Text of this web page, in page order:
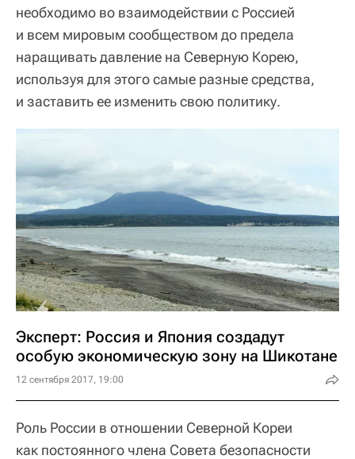
необходимо во взаимодействии с Россией
и всем мировым сообществом до предела
наращивать давление на Северную Корею,
используя для этого самые разные средства,
и заставить ее изменить свою политику.
Эксперт: Россия и Япония создадут
особую экономическую зону на Шикотане
12 сентября 2017, 19:00
Роль России в отношении Северной Кореи
как постоянного члена Совета безопасности